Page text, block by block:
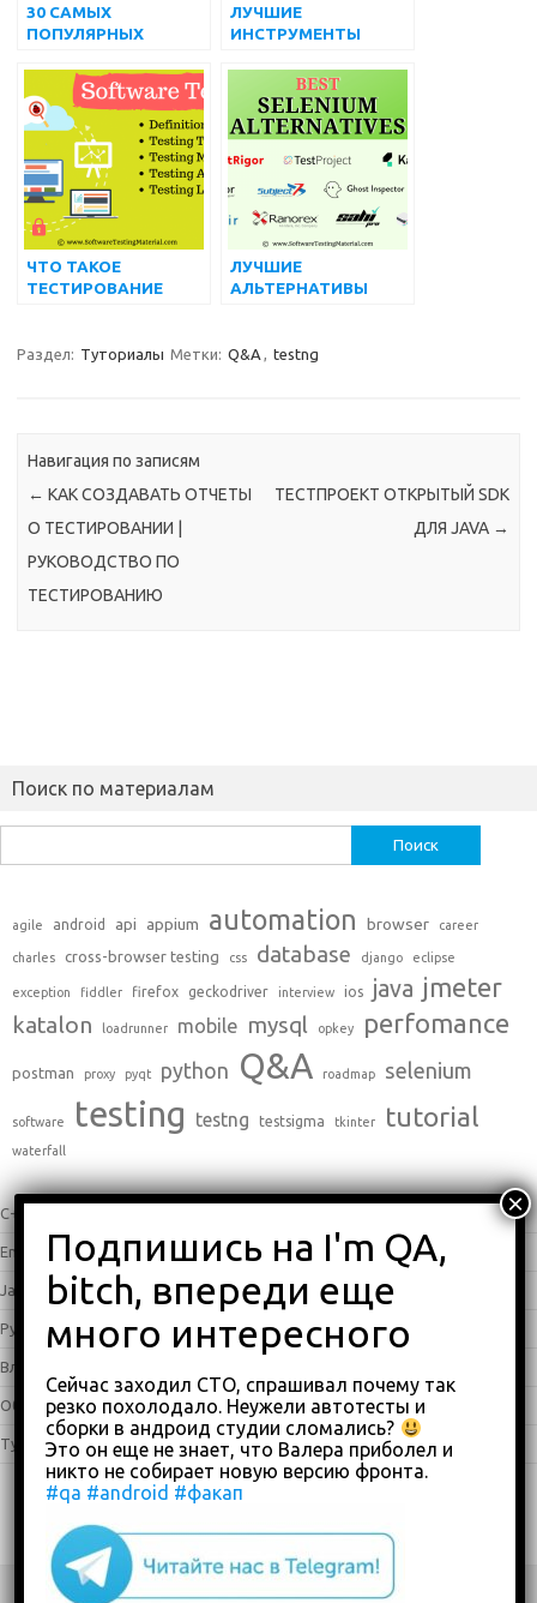
30 САМЫХ
ПОПУЛЯРНЫХ
ОТВЕТОВ НА
ИНТЕРВЬЮ
ЛУЧШИЕ
ИНСТРУМЕНТЫ
ТЕСТИРОВАНИЕМ
(БЕСПЛАТНЫЕ И
ПЛАТНЫЕ) НА 2022
ГОД
ЧТО ТАКОЕ
ТЕСТИРОВАНИЕ
ЧТО ВЫ ДОЛЖНЫ
ЛУЧШИЕ
АЛЬТЕРНАТИВЫ
ПЛАТНЫЕ) В 2022
Раздел: Туториалы Метки: Q&A testng
Навигация по записям
← КАК СОЗДАВАТЬ ОТЧЕТЫ
О ТЕСТИРОВАНИИ |
РУКОВОДСТВО ПО
ТЕСТИРОВАНИЮ
ТЕСТПРОЕКТ ОТКРЫТЫЙ SDK
ДЛЯ JAVA →
Поиск по материалам
agile android api appium automation browser career
charles cross-browser testing css database django eclipse
exception fiddler firefox geckodriver interview ios java jmeter
katalon loadrunner mobile mysql opkey perfomance
postman proxy pyqt python Q&A roadmap selenium
software testing testng testsigma tkinter tutorial
waterfall
C++
English (338)
Java (25)
Python(16)
Влоги
Обзоры(875)
Туториалы (23)
Сейчас заходил СТО, спрашивал почему так
резко похолодало. Неужели автотесты и
сборки в андроид студии сломались?
Это он еще не знает, что Валера приболел и
никто не собирает новую версию фронта.
#qa #android #факап